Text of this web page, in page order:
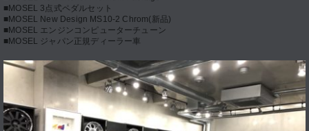
■MOSEL 3点式ペダルセット
■MOSEL New Design MS10-2 Chrom(新品)
■MOSEL エンジンコンピューターチューン
■MOSEL ジャパン正規ディーラー車